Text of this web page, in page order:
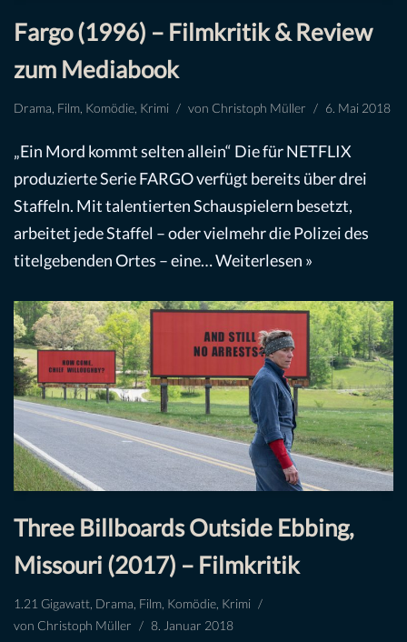
Fargo (1996) – Filmkritik & Review
zum Mediabook
Drama Film Komödie Krimi von Christoph Müller 6. Mai 2018
„Ein Mord kommt selten allein“ Die für NETFLIX
produzierte Serie FARGO verfügt bereits über drei
Staffeln. Mit talentierten Schauspielern besetzt,
arbeitet jede Staffel – oder vielmehr die Polizei des
titelgebenden Ortes – eine…Weiterlesen »
Three Billboards Outside Ebbing,
Missouri (2017) – Filmkritik
1.21 Gigawatt Drama Film Komödie Krimi
von Christoph Müller 8. Januar 2018